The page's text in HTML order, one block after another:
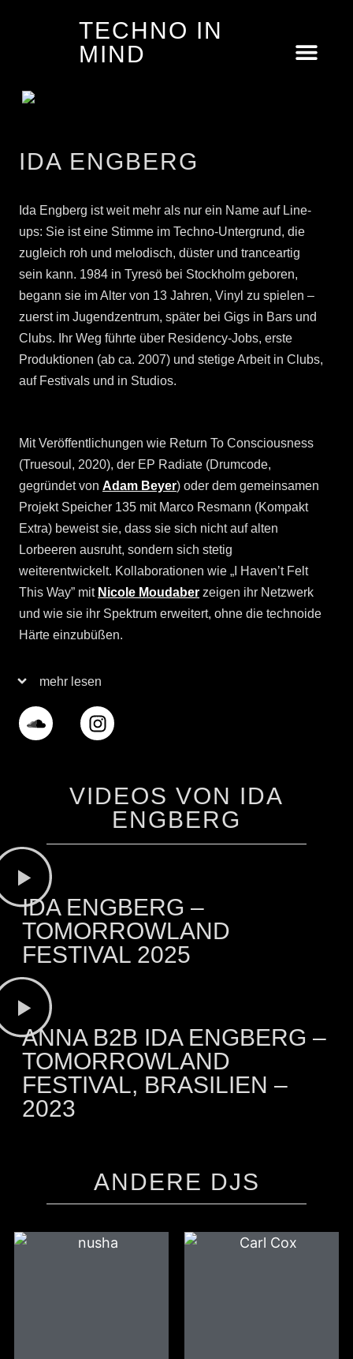
TECHNO IN
MIND
IDA ENGBERG
Ida Engberg ist weit mehr als nur ein Name auf Line-
ups: Sie ist eine Stimme im Techno-Untergrund, die
zugleich roh und melodisch, düster und tranceartig
sein kann. 1984 in Tyresö bei Stockholm geboren,
begann sie im Alter von 13 Jahren, Vinyl zu spielen –
zuerst im Jugendzentrum, später bei Gigs in Bars und
Clubs. Ihr Weg führte über Residency-Jobs, erste
Produktionen (ab ca. 2007) und stetige Arbeit in Clubs,
auf Festivals und in Studios.
Mit Veröffentlichungen wie Return To Consciousness
(Truesoul, 2020), der EP Radiate (Drumcode,
gegründet von Adam Beyer) oder dem gemeinsamen
Projekt Speicher 135 mit Marco Resmann (Kompakt
Extra) beweist sie, dass sie sich nicht auf alten
Lorbeeren ausruht, sondern sich stetig
weiterentwickelt. Kollaborationen wie „I Haven’t Felt
This Way” mit Nicole Moudaber zeigen ihr Netzwerk
und wie sie ihr Spektrum erweitert, ohne die technoide
Härte einzubüßen.
mehr lesen
VIDEOS VON IDA
ENGBERG
IDA ENGBERG –
TOMORROWLAND
FESTIVAL 2025
ANNA B2B IDA ENGBERG –
TOMORROWLAND
FESTIVAL, BRASILIEN –
2023
ANDERE DJS